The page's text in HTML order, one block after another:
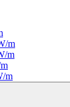
m
m
m